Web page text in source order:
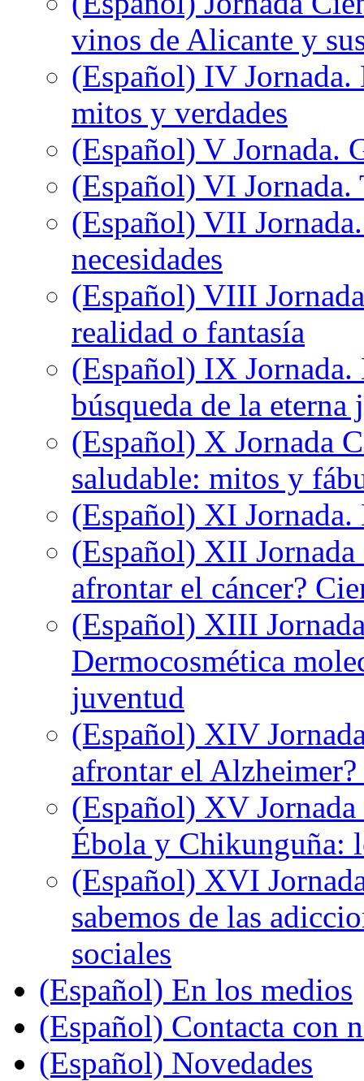
vinos de Alicante y
(Español) IV
mitos y verdades
(Español) V Jornada.
(Español) VI Jornada.
(Español) VII
necesidades
(Español) VIII
realidad o fantasía
(Español) IX
búsqueda de la eterna
(Español) X Jornada
saludable: mitos y
(Español) XI Jornada.
(Español) XII Jornada
afrontar el cáncer?
(Español) XIII
Dermocosmética
juventud
(Español) XIV
afrontar el
(Español) XV
Ébola y Chikunguña:
(Español) XVI
sabemos de las
sociales
(Español) En los medios
(Español) Contacta con
(Español) Novedades